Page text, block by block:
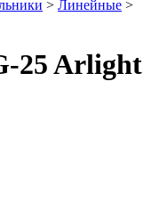
> Линейные >
25 Arlight